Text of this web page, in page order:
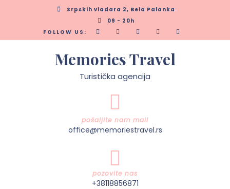
Srpskih vladara 2, Bela Palanka
09 - 20h
FOLLOW US:
Memories Travel
Turistička agencija
pošaljite nam mail
office@memoriestravel.rs
pozovite nas
+38118856871